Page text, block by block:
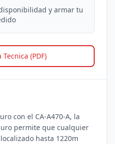
y armar tu
Tecnica (PDF)
con el CA-A470-A, la
permite que cualquier
hasta 1220m